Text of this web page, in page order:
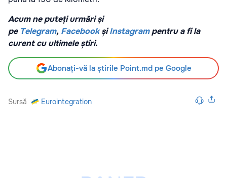
Acum ne puteți urmări și
pe Telegram, Facebook șiInstagrampentru a fi la
curent cu ultimele știri.
Abonați-vă la știrile Point.md pe Google
Sursă Eurointegration